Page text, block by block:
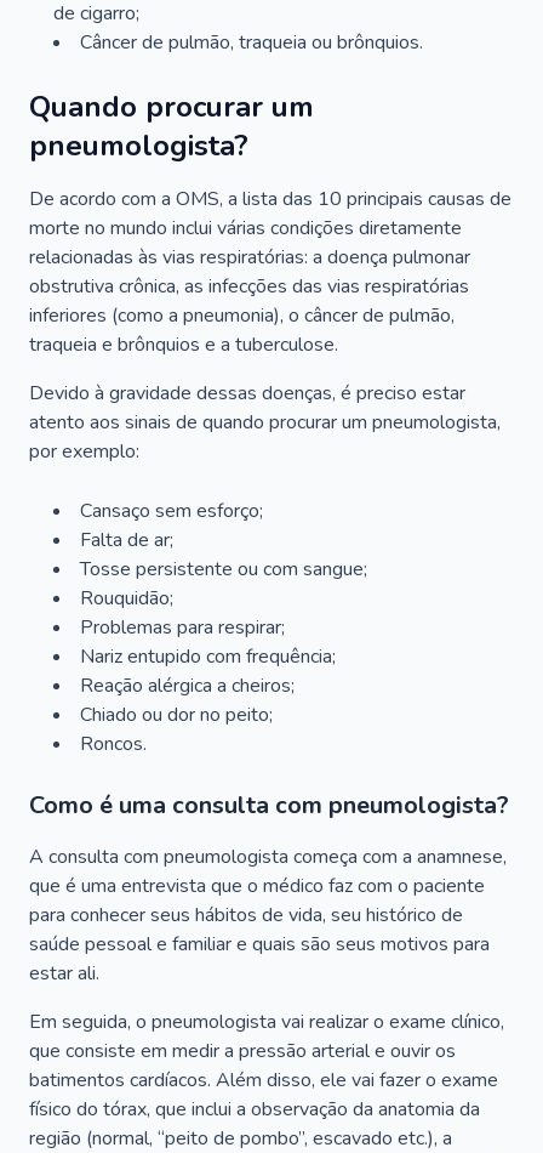
de cigarro;
Câncer de pulmão, traqueia ou brônquios.
Quando procurar um
pneumologista?
De acordo com a OMS, a lista das 10 principais causas de
morte no mundo inclui várias condições diretamente
relacionadas às vias respiratórias: a doença pulmonar
obstrutiva crônica, as infecções das vias respiratórias
inferiores (como a pneumonia), o câncer de pulmão,
traqueia e brônquios e a tuberculose.
Devido à gravidade dessas doenças, é preciso estar
atento aos sinais de quando procurar um pneumologista,
por exemplo:
Cansaço sem esforço;
Falta de ar;
Tosse persistente ou com sangue;
Rouquidão;
Problemas para respirar;
Nariz entupido com frequência;
Reação alérgica a cheiros;
Chiado ou dor no peito;
Roncos.
Como é uma consulta com pneumologista?
A consulta com pneumologista começa com a anamnese,
que é uma entrevista que o médico faz com o paciente
para conhecer seus hábitos de vida, seu histórico de
saúde pessoal e familiar e quais são seus motivos para
estar ali.
Em seguida, o pneumologista vai realizar o exame clínico,
que consiste em medir a pressão arterial e ouvir os
batimentos cardíacos. Além disso, ele vai fazer o exame
físico do tórax, que inclui a observação da anatomia da
região (normal, “peito de pombo”, escavado etc.), a